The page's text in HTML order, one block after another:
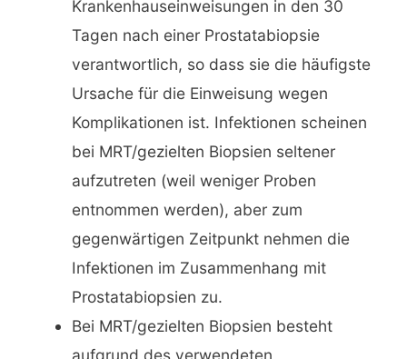
Krankenhauseinweisungen in den 30
Tagen nach einer Prostatabiopsie
verantwortlich, so dass sie die häufigste
Ursache für die Einweisung wegen
Komplikationen ist. Infektionen scheinen
bei MRT/gezielten Biopsien seltener
aufzutreten (weil weniger Proben
entnommen werden), aber zum
gegenwärtigen Zeitpunkt nehmen die
Infektionen im Zusammenhang mit
Prostatabiopsien zu.
Bei MRT/gezielten Biopsien besteht
aufgrund des verwendeten